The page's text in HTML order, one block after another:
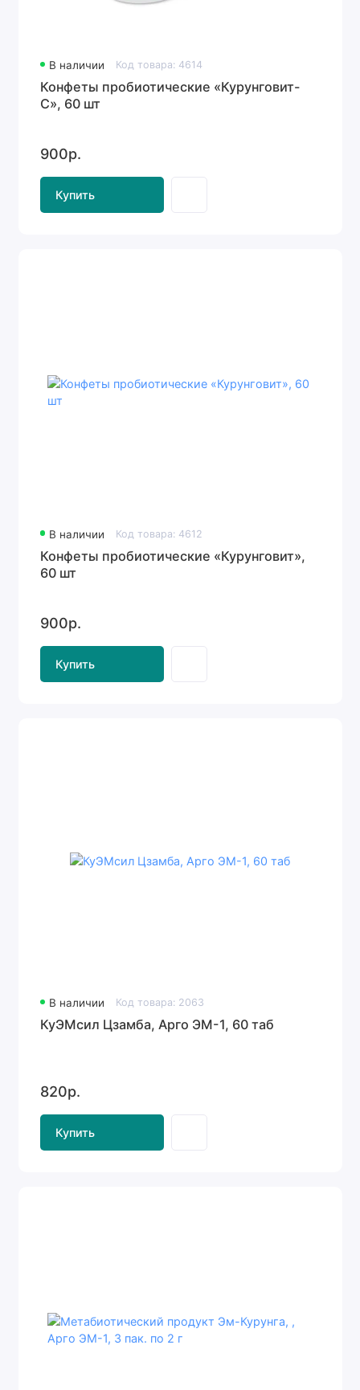
В наличии Код товара: 4614
Конфеты пробиотические «Курунговит-
С», 60 шт
900р.
Купить
В наличии Код товара: 4612
Конфеты пробиотические «Курунговит»,
60 шт
900р.
Купить
В наличии Код товара: 2063
КуЭМсил Цзамба, Арго ЭМ-1, 60 таб
820р.
Купить